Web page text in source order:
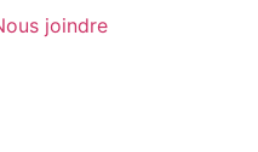
joindre